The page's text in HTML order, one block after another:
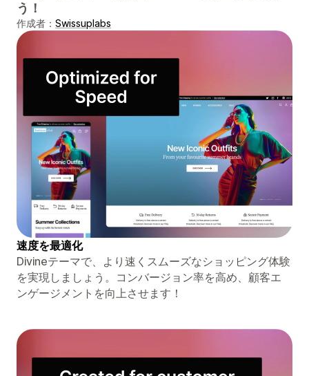
う！
作成者： Swissuplabs
速度を最適化
Divineテーマで、より速くスムーズなショッピング体験
を実現しましょう。コンバージョン率を高め、顧客エ
ンゲージメントを向上させます！